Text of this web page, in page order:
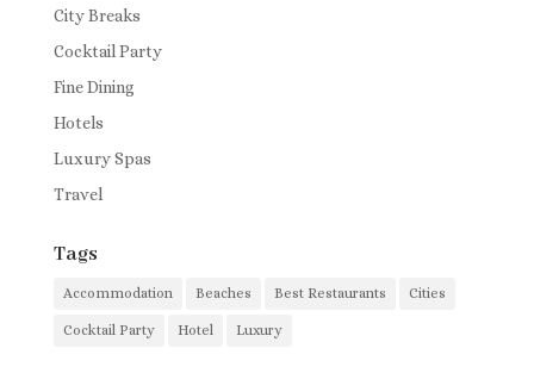
City Breaks
Cocktail Party
Fine Dining
Hotels
Luxury Spas
Travel
Tags
Accommodation Beaches Best Restaurants Cities
Cocktail Party Hotel Luxury